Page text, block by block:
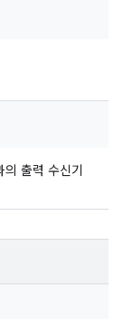
의 출력 수신기